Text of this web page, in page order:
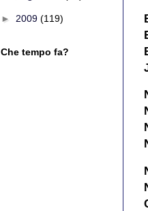
► 2009 (119)
Che tempo fa?